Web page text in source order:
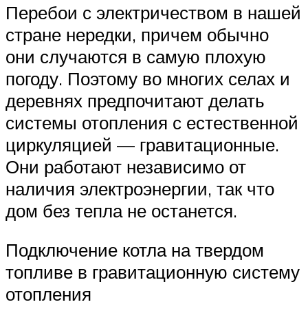
Перебои с электричеством в нашей
стране нередки, причем обычно
они случаются в самую плохую
погоду. Поэтому во многих селах и
деревнях предпочитают делать
системы отопления с естественной
циркуляцией — гравитационные.
Они работают независимо от
наличия электроэнергии, так что
дом без тепла не останется.
Подключение котла на твердом
топливе в гравитационную систему
отопления